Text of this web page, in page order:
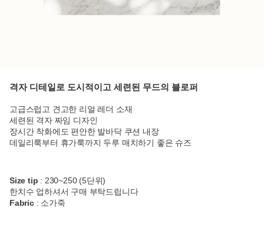
격자 디테일로 도시적이고 세련된 무드의 블로퍼
고급스럽고 견고한 리얼 레더 소재
세련된 격자 짜임 디자인
장시간 착화에도 편안한 발바닥 쿠션 내장
데일리룩부터 휴가룩까지 두루 매치하기 좋은 슈즈
Size tip : 230~250 (5단위)
한치수 업하셔서 구매 부탁드립니다
Fabric: 소가죽